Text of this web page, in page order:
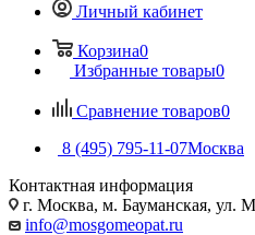
Личный кабинет
Корзина0
Избранные товары0
Сравнение товаров0
8 (495) 795-11-07Москва
Контактная информация
г. Москва, м. Бауманская, ул.
info@mosgomeopat.ru